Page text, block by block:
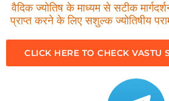
वैदिक ज्योतिष के माध्यम से सटीक
प्राप्त करने के लिए सशुल्क ज्योतिषीय
CLICK HERE TO CHECK VASTU